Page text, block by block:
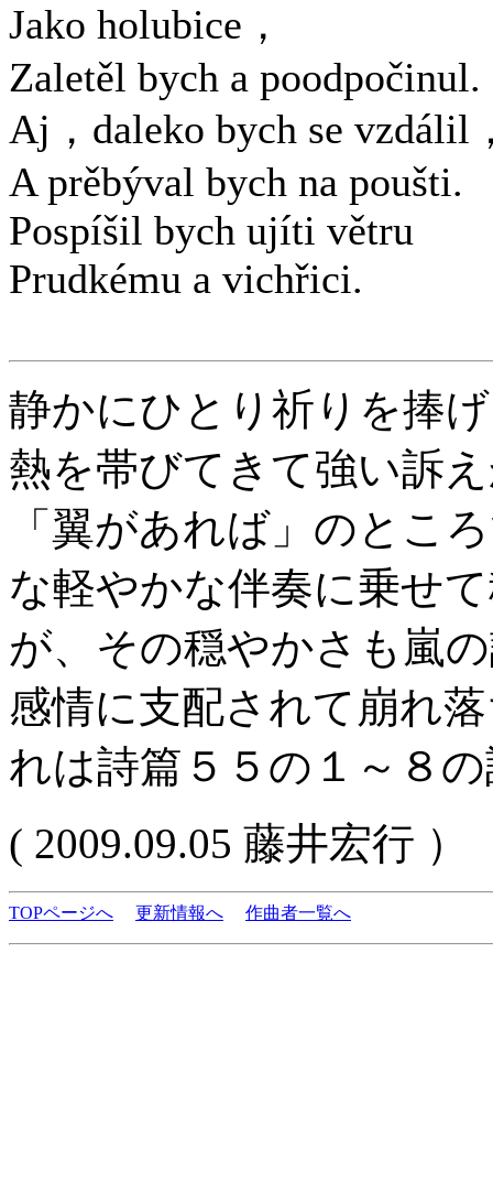
Jako holubice，
Zaletěl bych a poodpočinul.
Aj，daleko bych se vzdálil
A prěbýval bych na poušti.
Pospíšil bych ujíti větru
Prudkému a vichřici.
静かにひとり祈りを捧
熱を帯びてきて強い訴
「翼があれば」のとこ
な軽やかな伴奏に乗せ
が、その穏やかさも嵐
感情に支配されて崩れ
れは詩篇５５の１～８
( 2009.09.05 藤井宏行 ）
TOPページへ 更新情報へ 作曲者一覧へ